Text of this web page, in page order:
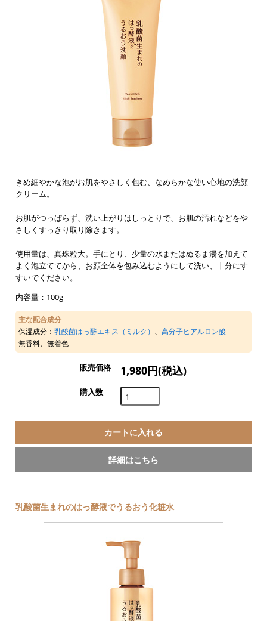
きめ細やかな泡がお肌をやさしく包む、なめらかな使い心地の洗顔
クリーム。
お肌がつっぱらず、洗い上がりはしっとりで、お肌の汚れなどをや
さしくすっきり取り除きます。
使用量は、真珠粒大。手にとり、少量の水またはぬるま湯を加えて
よく泡立ててから、お顔全体を包み込むようにして洗い、十分にす
すいでください。
内容量：100g
主な配合成分
保湿成分：乳酸菌はっ酵エキス（ミルク） 、高分子ヒアルロン酸
無香料、無着色
販売価格 1,980円(税込)
購入数
詳細はこちら
乳酸菌生まれのはっ酵液でうるおう化粧水